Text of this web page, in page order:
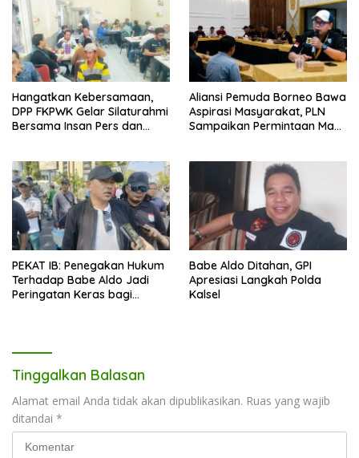
Hangatkan Kebersamaan,
DPP FKPWK Gelar Silaturahmi
Bersama Insan Pers dan
Aliansi Pemuda Borneo Bawa
Aspirasi Masyarakat, PLN
Sampaikan Permintaan Maaf
PEKAT IB: Penegakan Hukum
Terhadap Babe Aldo Jadi
Peringatan Keras bagi
Babe Aldo Ditahan, GPI
Apresiasi Langkah Polda
Kalsel
Tinggalkan Balasan
Alamat email Anda tidak akan dipublikasikan. Ruas yang wajib
ditandai *